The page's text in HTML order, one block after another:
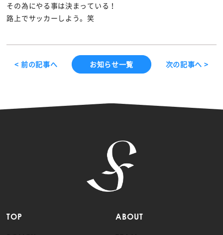
その為にやる事は決まっている！
路上でサッカーしよう。笑
< 前の記事へ お知らせ一覧 次の記事へ >
TOP ABOUT